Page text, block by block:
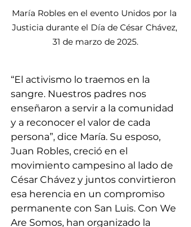
María Robles en el evento Unidos por la
Justicia durante el Día de César Chávez,
31 de marzo de 2025.
“El activismo lo traemos en la
sangre. Nuestros padres nos
enseñaron a servir a la comunidad
y a reconocer el valor de cada
persona”, dice María. Su esposo,
Juan Robles, creció en el
movimiento campesino al lado de
César Chávez y juntos convirtieron
esa herencia en un compromiso
permanente con San Luis. Con We
Are Somos, han organizado la